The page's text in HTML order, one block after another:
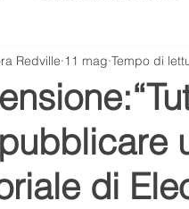
memoire lunedì
Youtube
di
Redville 11 mag Tempo di